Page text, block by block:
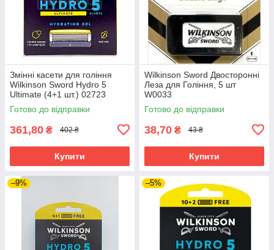
Змінні касети для гоління
Wilkinson Sword Hydro 5
Ultimate (4+1 шт.) 02723
Готово до відправки
361,80 ₴ 402 ₴
Купити
Wilkinson Sword Двосторонні
Леза для Гоління, 5 шт
W0033
Готово до відправки
38,70 ₴ 43 ₴
Купити
–9% –5%